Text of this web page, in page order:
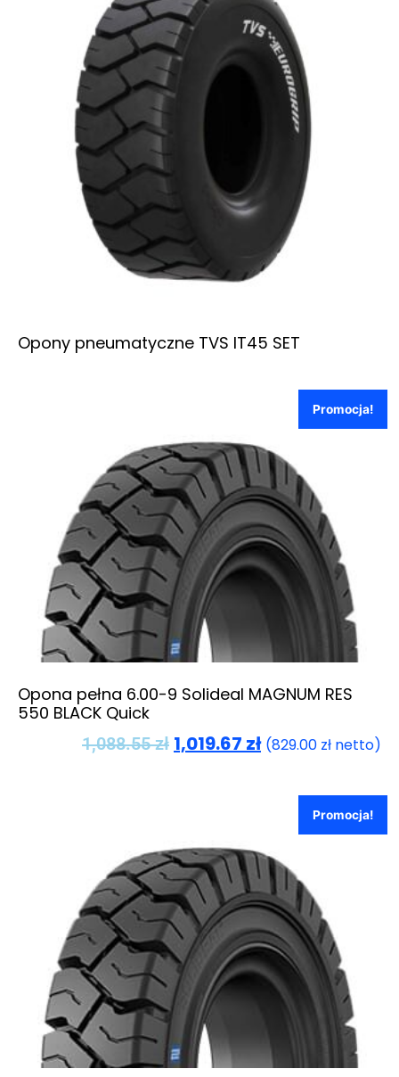
Opony pneumatyczne TVS IT45 SET
Promocja!
Opona pełna 6.00-9 Solideal MAGNUM RES
550 BLACK Quick
1,088.55zł 1,019.67 zł (829.00 zł netto)
Promocja!